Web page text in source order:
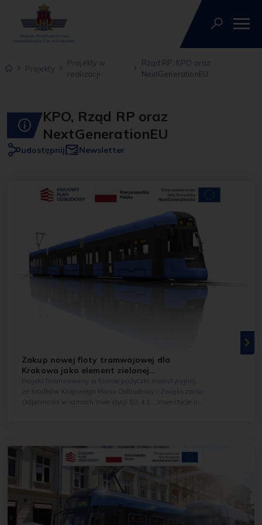
Projekty
Projekty w
realizacji
Rząd RP, KPO oraz
NextGenerationEU
KPO, Rząd RP oraz
NextGenerationEU
udostępnij Newsletter
Zakup nowej floty tramwajowej dla
Krakowa jako element zielonej
transformacji obejmującej rozwój
transportu publicznego przyjaznego dla
środowiska
Projekt finansowany w formie pożyczki inwestycyjnej,
ze środków Krajowego Planu Odbudowy i Zwiększania
Odporności w ramach Inwestycji B3.4.1. „Inwestycje na